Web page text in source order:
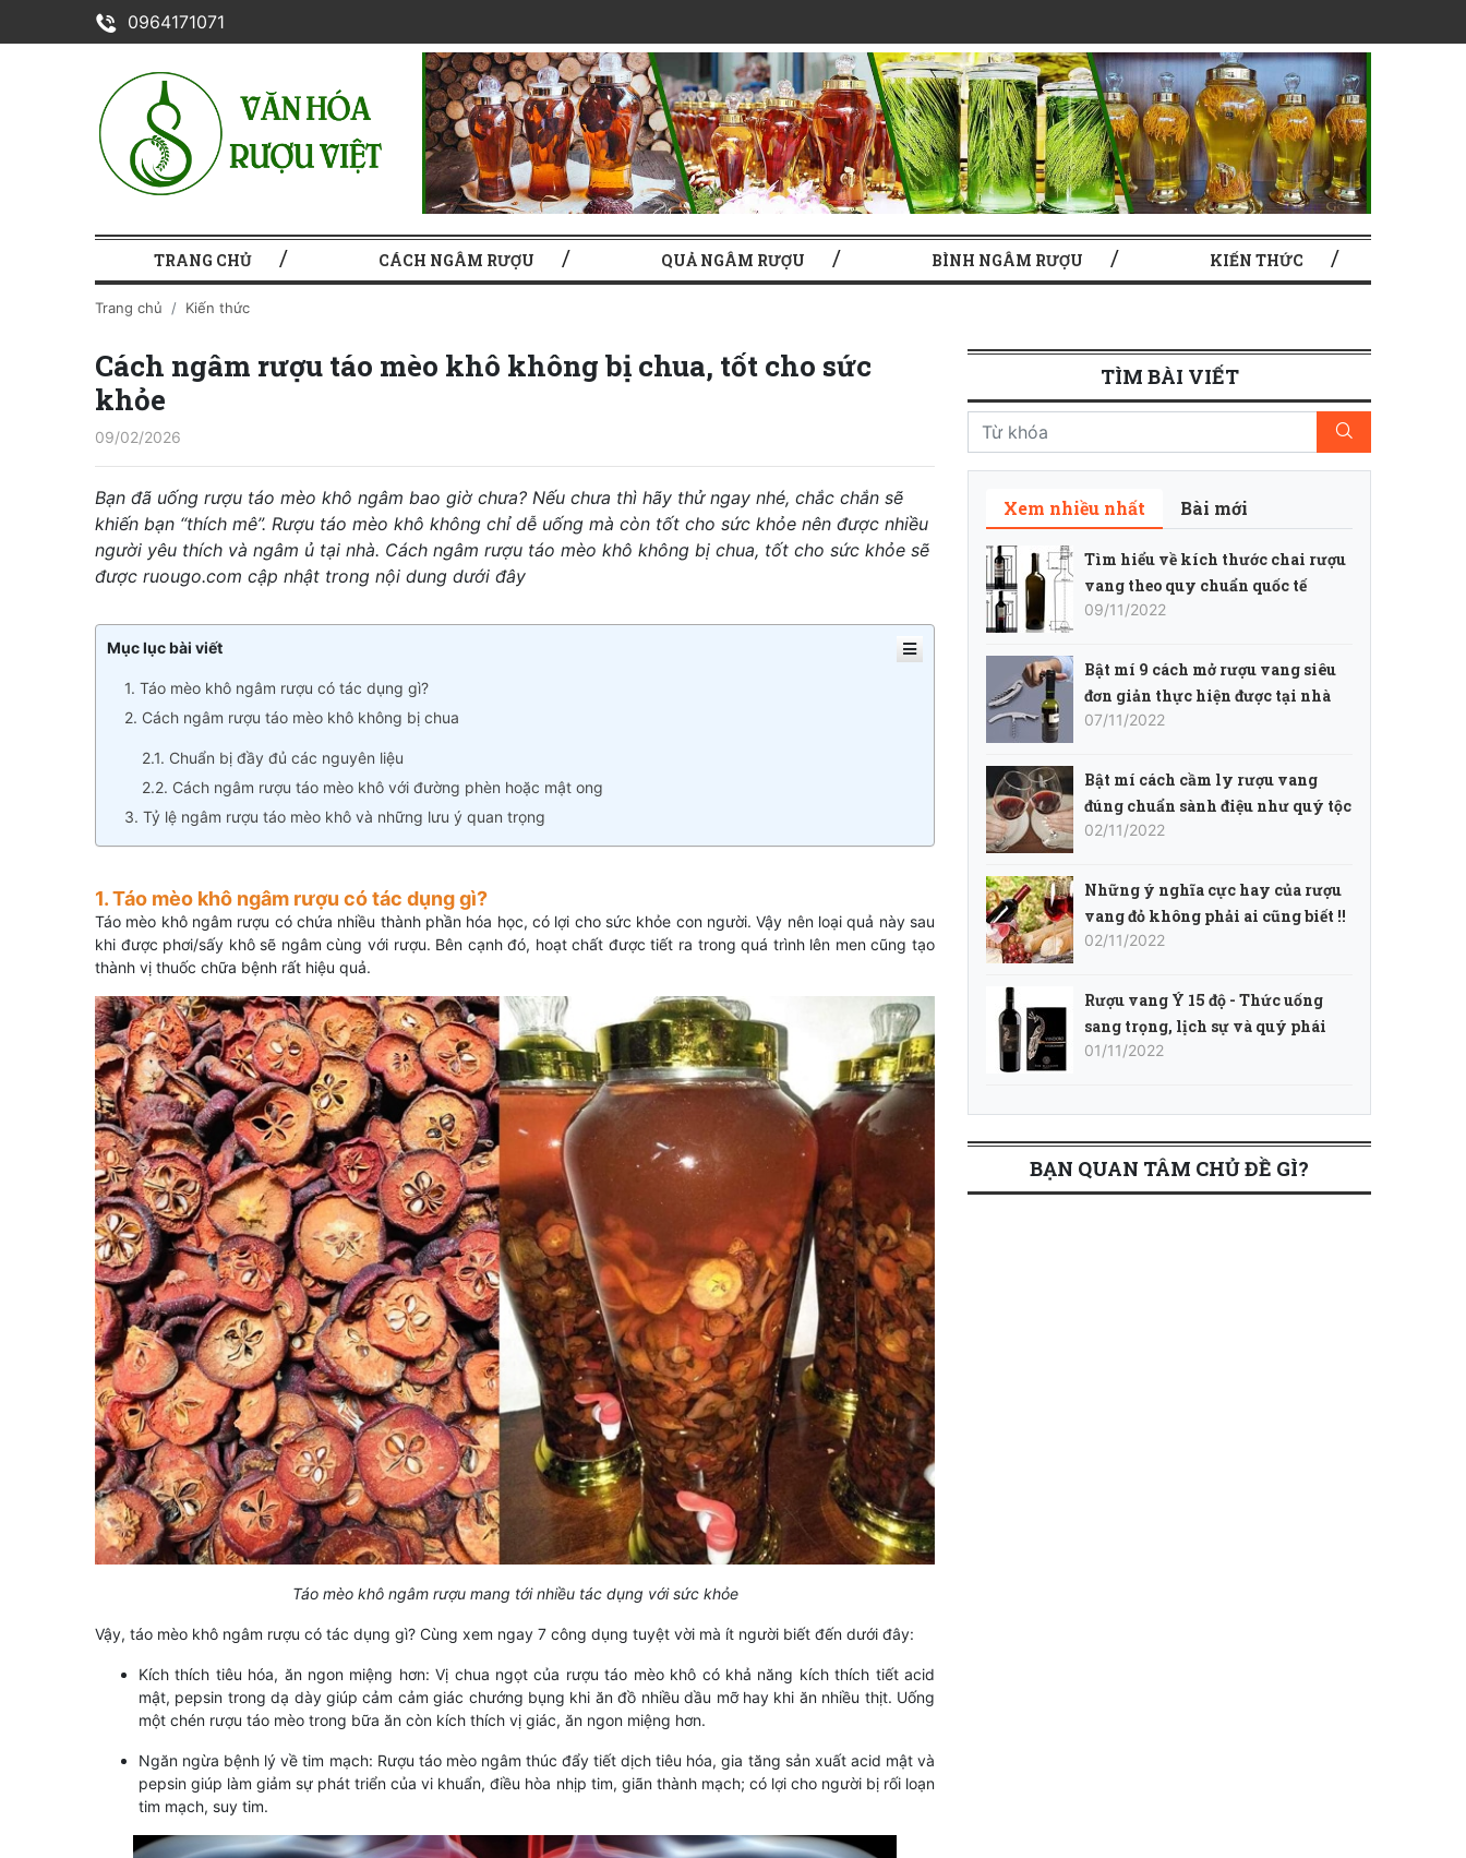
0964171071
TRANG CHỦ CÁCH NGÂM RƯỢU QUẢ NGÂM RƯỢU BÌNH NGÂM RƯỢU KIẾN THỨC
Trang chủ Kiến thức
Cách ngâm rượu táo mèo khô không bị chua, tốt cho sức
khỏe
09/02/2026
Bạn đã uống rượu táo mèo khô ngâm bao giờ chưa? Nếu chưa thì hãy thử ngay nhé, chắc chắn sẽ
khiến bạn “thích mê”. Rượu táo mèo khô không chỉ dễ uống mà còn tốt cho sức khỏe nên được nhiều
người yêu thích và ngâm ủ tại nhà. Cách ngâm rượu táo mèo khô không bị chua, tốt cho sức khỏe sẽ
được ruougo.com cập nhật trong nội dung dưới đây
Mục lục bài viết
1. Táo mèo khô ngâm rượu có tác dụng gì?
2. Cách ngâm rượu táo mèo khô không bị chua
2.1. Chuẩn bị đầy đủ các nguyên liệu
2.2. Cách ngâm rượu táo mèo khô với đường phèn hoặc mật ong
3. Tỷ lệ ngâm rượu táo mèo khô và những lưu ý quan trọng
1. Táo mèo khô ngâm rượu có tác dụng gì?
Táo mèo khô ngâm rượu có chứa nhiều thành phần hóa học, có lợi cho sức khỏe con người. Vậy nên loại quả này sau
khi được phơi/sấy khô sẽ ngâm cùng với rượu. Bên cạnh đó, hoạt chất được tiết ra trong quá trình lên men cũng tạo
thành vị thuốc chữa bệnh rất hiệu quả.
Táo mèo khô ngâm rượu mang tới nhiều tác dụng với sức khỏe
Vậy, táo mèo khô ngâm rượu có tác dụng gì? Cùng xem ngay 7 công dụng tuyệt vời mà ít người biết đến dưới đây:
Kích thích tiêu hóa, ăn ngon miệng hơn: Vị chua ngọt của rượu táo mèo khô có khả năng kích thích tiết acid
mật, pepsin trong dạ dày giúp cảm cảm giác chướng bụng khi ăn đồ nhiều dầu mỡ hay khi ăn nhiều thịt. Uống
một chén rượu táo mèo trong bữa ăn còn kích thích vị giác, ăn ngon miệng hơn.
Ngăn ngừa bệnh lý về tim mạch: Rượu táo mèo ngâm thúc đẩy tiết dịch tiêu hóa, gia tăng sản xuất acid mật và
pepsin giúp làm giảm sự phát triển của vi khuẩn, điều hòa nhịp tim, giãn thành mạch; có lợi cho người bị rối loạn
tim mạch, suy tim.
TÌM BÀI VIẾT
Xem nhiều nhất Bài mới
Tìm hiểu về kích thước chai rượu
vang theo quy chuẩn quốc tế
09/11/2022
Bật mí 9 cách mở rượu vang siêu
đơn giản thực hiện được tại nhà
07/11/2022
Bật mí cách cầm ly rượu vang
đúng chuẩn sành điệu như quý tộc
02/11/2022
Những ý nghĩa cực hay của rượu
vang đỏ không phải ai cũng biết !!
02/11/2022
Rượu vang Ý 15 độ - Thức uống
sang trọng, lịch sự và quý phái
01/11/2022
BẠN QUAN TÂM CHỦ ĐỀ GÌ?